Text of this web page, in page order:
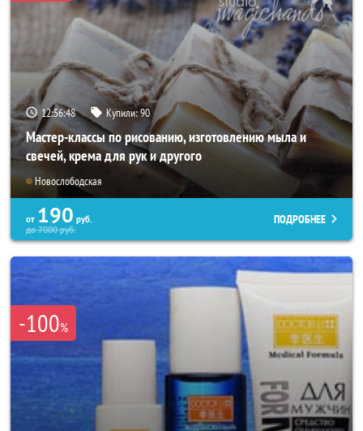
12:56:44 Купили:90
Мастер-классы по рисованию, изготовлению мыла и
свечей, крема для рук и другого
Новослободская
от 190 руб.
до7000руб.
ПОДРОБНЕЕ
-100%